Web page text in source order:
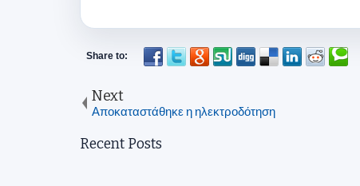
Next
Αποκαταστάθηκε η ηλεκτροδότηση
Recent Posts